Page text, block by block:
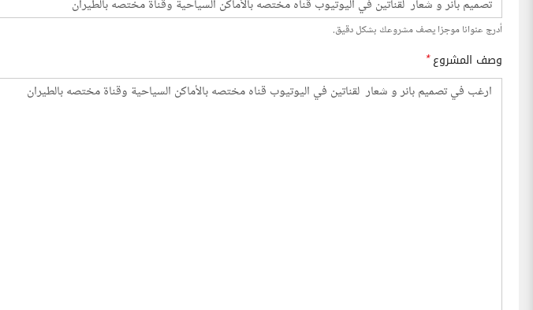
أدرج عنوانا موجزا يصف مشروعك بشكل دقيق.
وصف المشروع*